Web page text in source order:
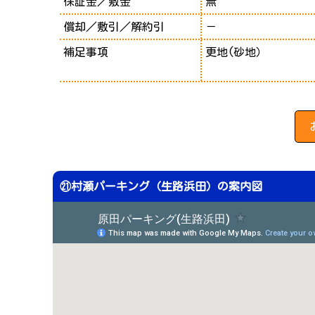
償却／敷引／解約引 －
補足事項 更地(砂地）
㉑村瀬パーキング（生路浜田）の案内図